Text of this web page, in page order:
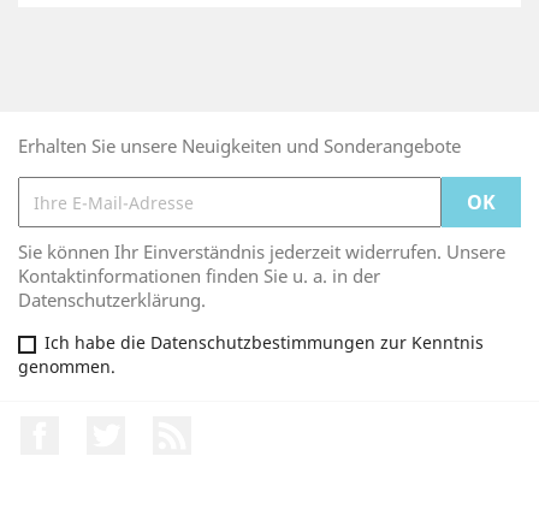
Erhalten Sie unsere Neuigkeiten und Sonderangebote
Sie können Ihr Einverständnis jederzeit widerrufen. Unsere
Kontaktinformationen finden Sie u. a. in der
Datenschutzerklärung.
Ich habe die Datenschutzbestimmungen zur Kenntnis
genommen.